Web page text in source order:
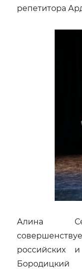
репетитора
Алина
российских